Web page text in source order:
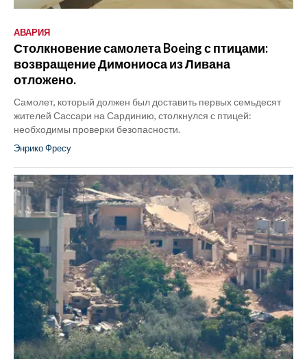
АВАРИЯ
Столкновение самолета Boeing с птицами:
возвращение Димониоса из Ливана
отложено.
Самолет, который должен был доставить первых семьдесят
жителей Сассари на Сардинию, столкнулся с птицей:
необходимы проверки безопасности.
Энрико Фресу